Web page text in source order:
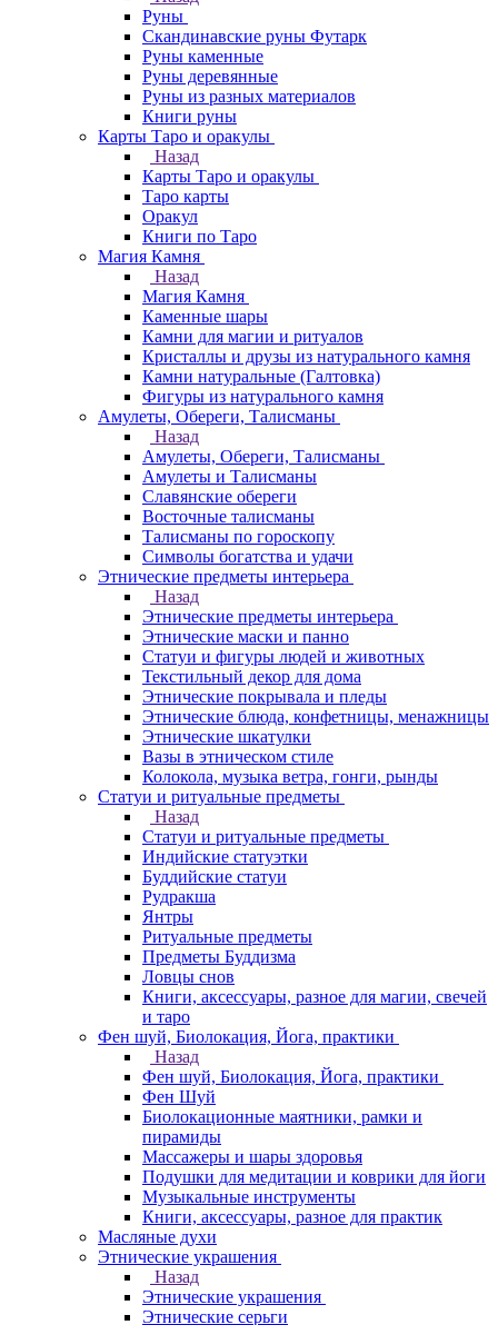
Руны
Скандинавские руны Футарк
Руны каменные
Руны деревянные
Руны из разных материалов
Книги руны
Карты Таро и оракулы
Назад
Карты Таро и оракулы
Таро карты
Оракул
Книги по Таро
Магия Камня
Назад
Магия Камня
Каменные шары
Камни для магии и ритуалов
Кристаллы и друзы из натурального камня
Камни натуральные (Галтовка)
Фигуры из натурального камня
Амулеты, Обереги, Талисманы
Назад
Амулеты, Обереги, Талисманы
Амулеты и Талисманы
Славянские обереги
Восточные талисманы
Талисманы по гороскопу
Символы богатства и удачи
Этнические предметы интерьера
Назад
Этнические предметы интерьера
Этнические маски и панно
Статуи и фигуры людей и животных
Текстильный декор для дома
Этнические покрывала и пледы
Этнические блюда, конфетницы, менажницы
Этнические шкатулки
Вазы в этническом стиле
Колокола, музыка ветра, гонги, рынды
Статуи и ритуальные предметы
Назад
Статуи и ритуальные предметы
Индийские статуэтки
Буддийские статуи
Рудракша
Янтры
Ритуальные предметы
Предметы Буддизма
Ловцы снов
Книги, аксессуары, разное для магии, свечей
и таро
Фен шуй, Биолокация, Йога, практики
Назад
Фен шуй, Биолокация, Йога, практики
Фен Шуй
Биолокационные маятники, рамки и
пирамиды
Массажеры и шары здоровья
Подушки для медитации и коврики для йоги
Музыкальные инструменты
Книги, аксессуары, разное для практик
Масляные духи
Этнические украшения
Назад
Этнические украшения
Этнические серьги